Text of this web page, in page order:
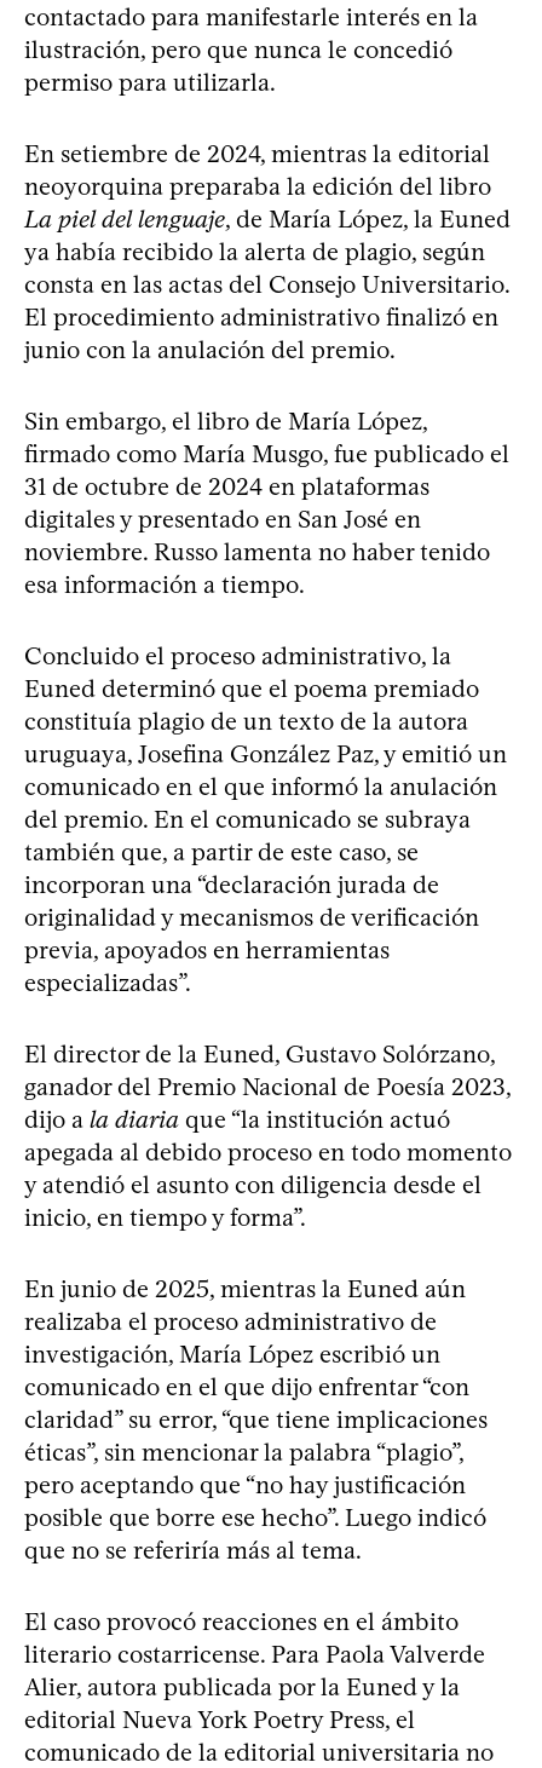
contactado para manifestarle interés en la
ilustración, pero que nunca le concedió
permiso para utilizarla.
En setiembre de 2024, mientras la editorial
neoyorquina preparaba la edición del libro
La piel del lenguaje, de María López, la Euned
ya había recibido la alerta de plagio, según
consta en las actas del Consejo Universitario.
El procedimiento administrativo finalizó en
junio con la anulación del premio.
Sin embargo, el libro de María López,
firmado como María Musgo, fue publicado el
31 de octubre de 2024 en plataformas
digitales y presentado en San José en
noviembre. Russo lamenta no haber tenido
esa información a tiempo.
Concluido el proceso administrativo, la
Euned determinó que el poema premiado
constituía plagio de un texto de la autora
uruguaya, Josefina González Paz, y emitió un
comunicado en el que informó la anulación
del premio. En el comunicado se subraya
también que, a partir de este caso, se
incorporan una “declaración jurada de
originalidad y mecanismos de verificación
previa, apoyados en herramientas
especializadas”.
El director de la Euned, Gustavo Solórzano,
ganador del Premio Nacional de Poesía 2023,
dijo a la diaria que “la institución actuó
apegada al debido proceso en todo momento
y atendió el asunto con diligencia desde el
inicio, en tiempo y forma”.
En junio de 2025, mientras la Euned aún
realizaba el proceso administrativo de
investigación, María López escribió un
comunicado en el que dijo enfrentar “con
claridad” su error, “que tiene implicaciones
éticas”, sin mencionar la palabra “plagio”,
pero aceptando que “no hay justificación
posible que borre ese hecho”. Luego indicó
que no se referiría más al tema.
El caso provocó reacciones en el ámbito
literario costarricense. Para Paola Valverde
Alier, autora publicada por la Euned y la
editorial Nueva York Poetry Press, el
comunicado de la editorial universitaria no